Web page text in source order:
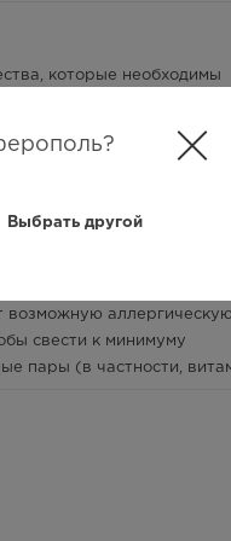
Выбрать другой
которые необходимы
комплекса в
родов и
и зубов, но и нервной
анемии. При создании
нежелательных реакций
при приеме
поскольку вещества,
возможную аллергическую
свести к минимуму
пары (в частности,
поддержка